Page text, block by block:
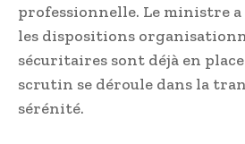
professionnelle. Le ministre a
les dispositions
sécuritaires sont déjà en
scrutin se déroule dans la
sérénité.